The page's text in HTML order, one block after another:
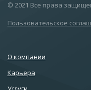
© 2021 Все права
Пользовательское
О компании
Карьера